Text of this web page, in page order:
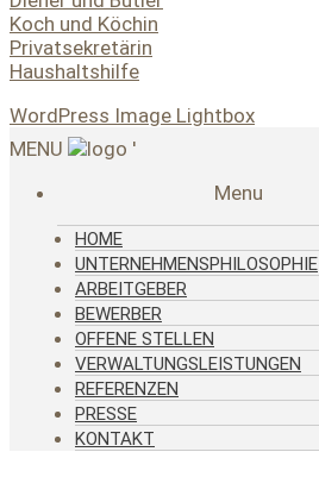
Koch und Köchin
Privatsekretärin
Haushaltshilfe
WordPress Image Lightbox
MENU
'
Menu
HOME
UNTERNEHMENSPHILOSOPHIE
ARBEITGEBER
BEWERBER
OFFENE STELLEN
VERWALTUNGSLEISTUNGEN
REFERENZEN
PRESSE
KONTAKT